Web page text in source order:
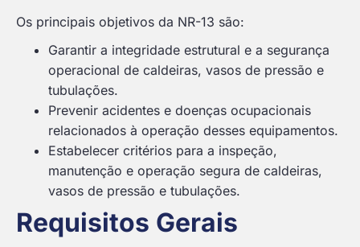
Os principais objetivos da NR-13 são:
Garantir a integridade estrutural e a segurança
operacional de caldeiras, vasos de pressão e
tubulações.
Prevenir acidentes e doenças ocupacionais
relacionados à operação desses equipamentos.
Estabelecer critérios para a inspeção,
manutenção e operação segura de caldeiras,
vasos de pressão e tubulações.
Requisitos Gerais